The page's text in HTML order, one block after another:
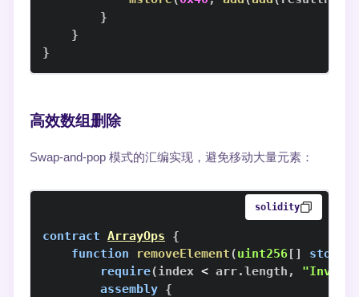
}
}
}
高效数组删除
Swap-and-pop 模式的汇编实现，避免移动大量元素：
solidity
contract ArrayOps
{
function
removeElement(uint256[ ]
storage
require(index < arr.length ,
assembly {